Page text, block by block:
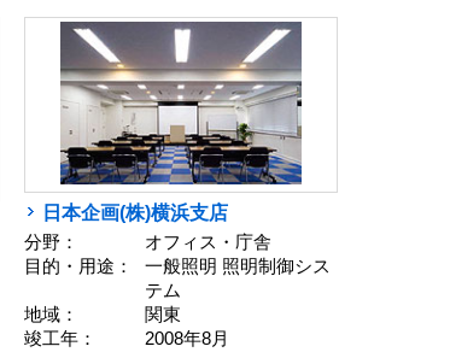
日本企画(株)横浜支店
分野：
オフィス・庁舎
目的・用途：
一般照明 照明制御シス
テム
地域：
関東
竣工年：
2008年8月